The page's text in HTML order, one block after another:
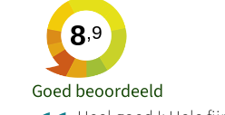
8,9
Goed beoordeeld